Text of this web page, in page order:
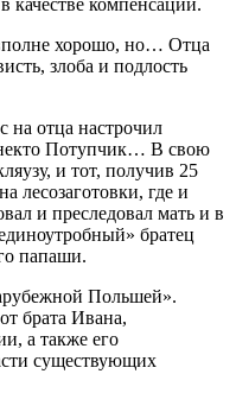
хорошо, но… Отца
злоба и подлость
на отца настрочил
Потупчик… В свою
и тот, получив 25
лесозаготовки, где и
и преследовал мать и в
братец
папаши.
Польшей».
брата Ивана,
а также его
существующих